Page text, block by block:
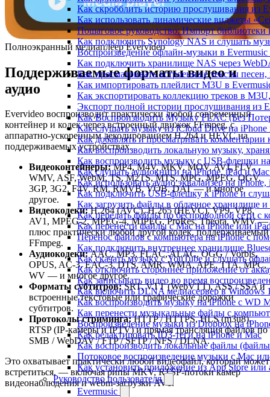
Как скробблить историю прослушивания из
Как использовать динамические виджеты
Пошаговое руководство: Импорт библиотеки
Как подключить Synology NAS и слушать
Воспроизведение офлайн-музыки в
Как подключить хранилище NAS через
Как просматривать встроенные тексты
Как импортировать плейлист M3U в
Как экспортировать коллекцию треков в
Экспорт полной истории прослушивания из
Как Воспроизводить Музыку FLAC (Без
Как слушать музыку из iCloud Drive на
Как добавлять и просматривать
Как воспроизводить локальную музыку,
Как воспроизводить музыку с USB-флешки
Как слушать аудиокниги на iPhone, iPad и
Как использовать аудио эквалайзер на
Как подключить USB-флешку к iPhone и
Как загрузить файлы в облачное хранилище
Как передать файлы по беспроводной сети
Как перенести файлы с Mac на iPhone или
Перенос файлов с компьютера на iPhone с
Как подключить внутреннее хранилище
Как скачать музыку с YouTube и слушать
Как отключить стороннее приложение от
Как записывать видео во время
Как включить DLNA медиасервер в Windows
Как воспроизводить музыку на iPhone с WD
Как перенести музыкальные файлы с
Воспроизведение музыки из Dropbox на
Как редактировать ID3-теги на iPhone и Mac
Как воспроизводить локальные файлы
Потоковое воспроизведение музыки с Mac
Как установить приложение из App Store
Руководство пользователя
Evermusic
Полноэкранный медиаплеер Evervideo
Поддерживаемые форматы видео и
аудио
Evervideo воспроизводит практически любой современный
контейнер и кодек через встроенный движок FFmpeg, с
аппаратно-ускоренным декодированием H.264 и HEVC на
поддерживаемых устройствах.
Видеоконтейнеры:MP4, M4V, MKV, MOV, AVI, FLV,
WMV, ASF, WebM, TS, M2TS, MTS, MPG, MPEG, OGV,
3GP, 3G2, F4V, RM, RMVB, VOB, DAT — и многое
другое.
Видеокодеки:H.264 (AVC), H.265 (HEVC), VP9, VP8,
AV1, MPEG-2, MPEG-4, MJPEG, ProRes, Theora, WMV —
плюс практически любой другой кодек, поддерживаемый
FFmpeg.
Аудиокодеки:AAC, MP3, FLAC, ALAC, OGG / Vorbis,
OPUS, AC-3, EAC-3, DTS, AMR, WMA, APE, TTA, MPC,
WV — и многое другое.
Форматы субтитров:SRT, VTT (WebVTT), ASS / SSA и
встроенные текстовые или графические дорожки
субтитров.
Протоколы стриминга:HTTP / HTTPS, HLS (m3u8),
RTSP (IP-камеры и IPTV) и прямая трансляция файлов по
SMB / WebDAV / FTP / SFTP / NFS / DLNA.
Это охватывает практически любой видеофайл, который может
встретиться, — включая рипы MKV, RTSP-потоки камер
видеонаблюдения и webm-загрузки AV1.